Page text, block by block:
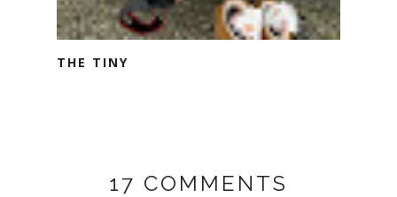
THE TINY
17 COMMENTS